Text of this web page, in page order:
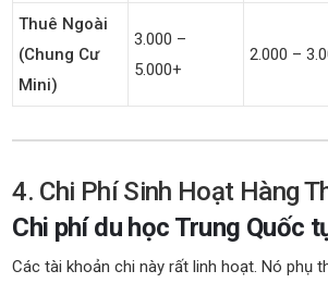
Thuê Ngoài
(chung Cư
Mini)
3.000 –
5.000+
2.000 –
4. Chi Phí Sinh Hoạt Hàng
Chi phí du học Trung Quốc
Các tài khoản chi này rất linh hoạt. Nó phụ